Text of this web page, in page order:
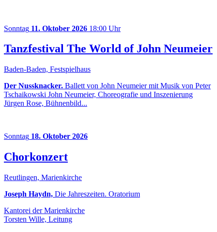
Sonntag 11. Oktober 2026 18:00 Uhr
Tanzfestival The World of John Neumeier
Baden-Baden, Festspielhaus
Der Nussknacker. Ballett von John Neumeier mit Musik von Peter
Tschaikowski John Neumeier, Choreografie und Inszenierung
Jürgen Rose, Bühnenbild...
Sonntag 18. Oktober 2026
Chorkonzert
Reutlingen, Marienkirche
Joseph Haydn, Die Jahreszeiten. Oratorium
Kantorei der Marienkirche
Torsten Wille, Leitung